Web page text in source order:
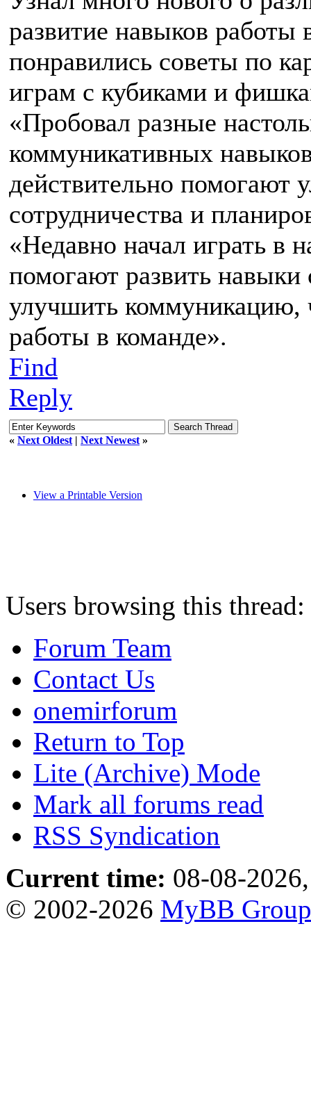
развитие навыков
понравились советы по
играм с кубиками и
«Пробовал разные
коммуникативных
действительно помогают
сотрудничества и
«Недавно начал играть в
помогают развить
улучшить коммуникацию,
работы в команде».
Find
Reply
« Next Oldest | Next Newest »
View a Printable Version
Users browsing this
Forum Team
Contact Us
onemirforum
Return to Top
Lite (Archive) Mode
Mark all forums read
RSS Syndication
Current time: 08-08-
© 2002-2026 MyBB Group